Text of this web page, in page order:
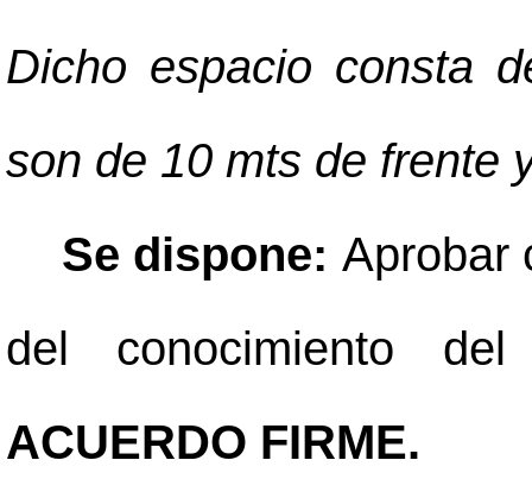
Dicho espacio consta
son de 10 mts de frente
Se dispone: Aprobar
del conocimiento
ACUERDO FIRME.